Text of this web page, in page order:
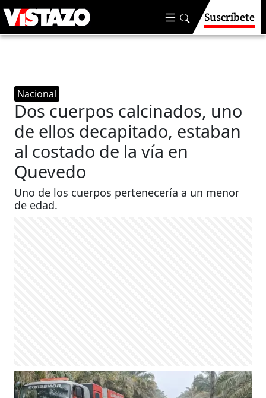
Suscríbete
Nacional
Dos cuerpos calcinados, uno
de ellos decapitado, estaban
al costado de la vía en
Quevedo
Uno de los cuerpos pertenecería a un menor
de edad.